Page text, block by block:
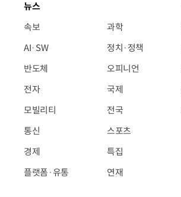
뉴스
속보
AI·SW
반도체
전자
모빌리티
통신
경제
플랫폼·유통
과학
정치·정책
오피니언
국제
전국
스포츠
특집
연재